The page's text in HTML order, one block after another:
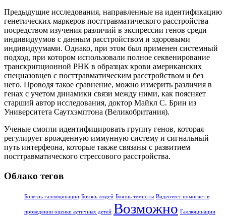
Предыдущие исследования, направленные на идентификацию
генетических маркеров посттравматического расстройства
посредством изучения различий в экспрессии генов среди
индивидуумов с данным расстройством и здоровыми
индивидуумами. Однако, при этом был применен системный
подход, при котором использовали полное секвенирование
транскрипционной РНК в образцах крови американских
спецназовцев с посттравматическим расстройством и без
него. Проводя такое сравнение, можно измерить различия в
генах с учетом динамики связи между ними, как поясняет
старший автор исследования, доктор Майкл С. Брин из
Университета Саутхэмптона (Великобритания).
Ученые смогли идентифицировать группу генов, которая
регулирует врожденную иммунную систему и сигнальный
путь интерфеона, которые также связаны с развитием
посттравматического стрессового расстройства.
Облако тегов
Болезнь галлюцинации Боязнь людей Боязнь темноты Видеотест помогает в
проведении оценки аутичных детей Возможно Галлюцинации